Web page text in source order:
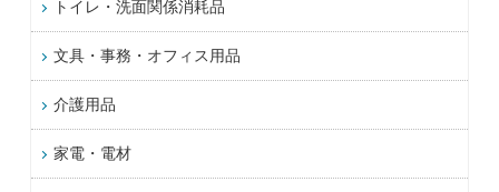
トイレ・洗面関係消耗品
文具・事務・オフィス用品
介護用品
家電・電材